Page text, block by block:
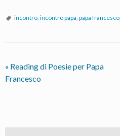
incontro incontro papa papa francesco
« Reading di Poesie per Papa
Francesco